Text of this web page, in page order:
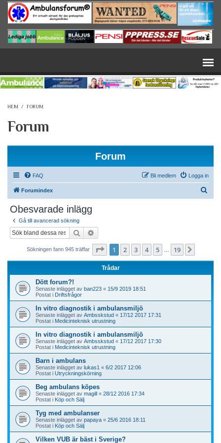
Hoppa till huvudinnehåll
HEM / FORUM
Forum